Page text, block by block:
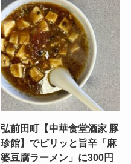
弘前田町【中華食堂酒家 豚
珍館】でピリッと旨辛「麻
婆豆腐ラーメン」に300円